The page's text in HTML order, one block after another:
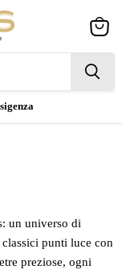
cart
un universo di
punti luce con
preziose, ogni